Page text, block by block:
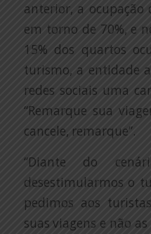
anterior, a ocupação
em torno de 70%, e
15% dos quartos
turismo, a entidade
redes sociais uma
“Remarque sua
cancele, remarque”.
“Diante do
desestimularmos o
pedimos aos
suas viagens e não